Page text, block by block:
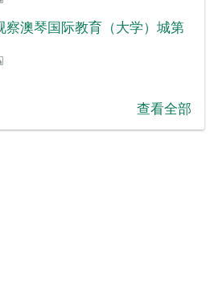
察澳琴国际教育（大学）城第
查看全部